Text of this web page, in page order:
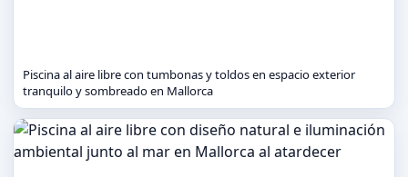
Piscina al aire libre con tumbonas y toldos en espacio exterior
tranquilo y sombreado en Mallorca